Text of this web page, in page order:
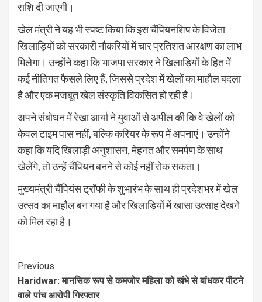
राशि दी जाएगी।
खेल मंत्री ने यह भी स्पष्ट किया कि इस चैंपियनशिप के विजेता
खिलाड़ियों को सरकारी नौकरियों में चार प्रतिशत आरक्षण का लाभ
मिलेगा। उन्होंने कहा कि भाजपा सरकार ने खिलाड़ियों के हित में
कई नीतिगत फैसले लिए हैं, जिससे प्रदेश में खेलों का माहौल बदला
है और एक मजबूत खेल संस्कृति विकसित हो रही है।
अपने संबोधन में रेखा आर्या ने युवाओं से अपील की कि वे खेलों को
केवल टाइम पास नहीं, बल्कि करियर के रूप में अपनाएं। उन्होंने
कहा कि यदि खिलाड़ी अनुशासन, मेहनत और समर्पण के साथ
खेलेंगे, तो उन्हें चैंपियन बनने से कोई नहीं रोक सकता।
मुख्यमंत्री चैंपियंस ट्रॉफी के शुभारंभ के साथ ही प्रदेशभर में खेल
उत्सव का माहौल बन गया है और खिलाड़ियों में खासा उत्साह देखने
को मिल रहा है।
Continue
Reading
Previous
Haridwar: मानसिक रूप से कमजोर महिला को खंभे से बांधकर पीटने
वाले पांच आरोपी गिरफ्तार